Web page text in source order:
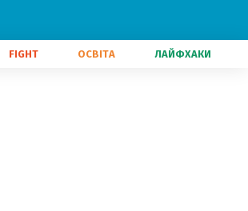
FIGHT ОСВІТА ЛАЙФХАКИ